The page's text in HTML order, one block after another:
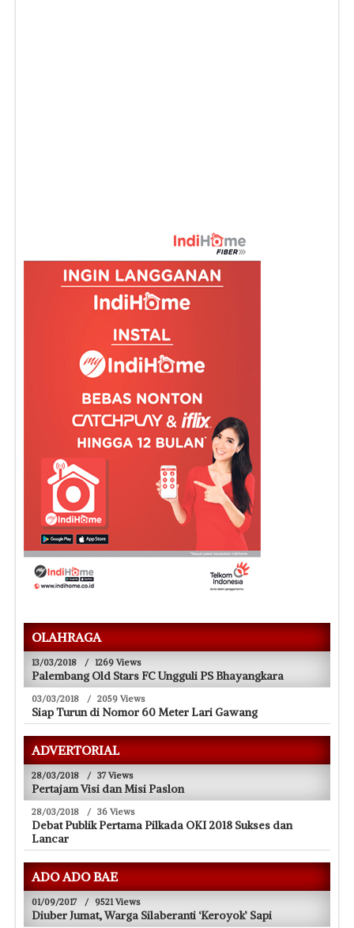
OLAHRAGA
13/03/2018 / 1269 Views
Palembang Old Stars FC Ungguli PS Bhayangkara
03/03/2018 / 2059 Views
Siap Turun di Nomor 60 Meter Lari Gawang
ADVERTORIAL
28/03/2018 / 37 Views
Pertajam Visi dan Misi Paslon
28/03/2018 / 36 Views
Debat Publik Pertama Pilkada OKI 2018 Sukses dan
Lancar
ADO ADO BAE
01/09/2017 / 9521 Views
Diuber Jumat, Warga Silaberanti ‘Keroyok’ Sapi